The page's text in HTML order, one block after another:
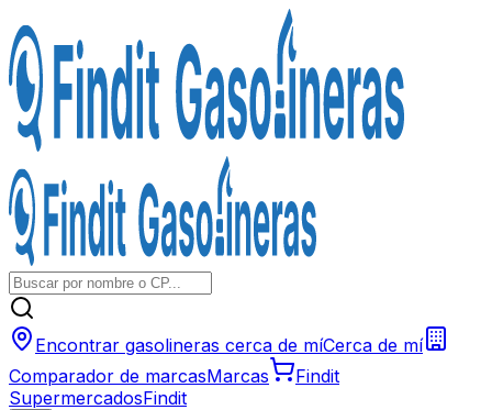
Encontrar gasolineras cerca de míCerca de mí
Comparador de marcasMarcas
Findit
SupermercadosFindit